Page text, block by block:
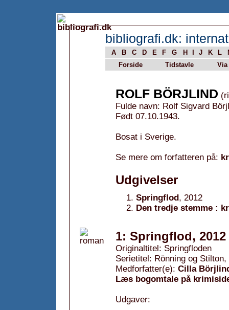
bibliografi.dk:
A B C D E F G H J K L
Forside
Tidstavle Via
ROLF BÖRJLIND
Fulde navn: Rolf Sigvard
Født 07.10.1943.
Bosat i Sverige.
Se mere om forfatteren på:
Udgivelser
Springflod, 2012
Den tredje stemme :
1: Springflod, 2012
Originaltitel: Springfloden
Serietitel: Rönning og Stilton,
Medforfatter(e): Cilla
Læs bogomtale på
Udgaver: